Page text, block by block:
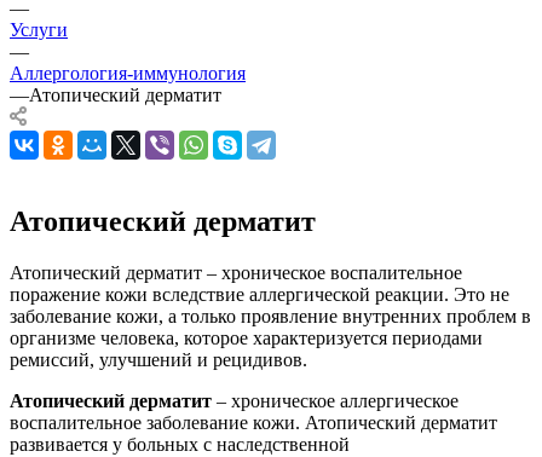
—
Услуги
—
Аллергология-иммунология
—Атопический дерматит
Атопический дерматит
Атопический дерматит – хроническое воспалительное
поражение кожи вследствие аллергической реакции. Это не
заболевание кожи, а только проявление внутренних проблем в
организме человека, которое характеризуется периодами
ремиссий, улучшений и рецидивов.
Атопический дерматит – хроническое аллергическое
воспалительное заболевание кожи. Атопический дерматит
развивается у больных с наследственной